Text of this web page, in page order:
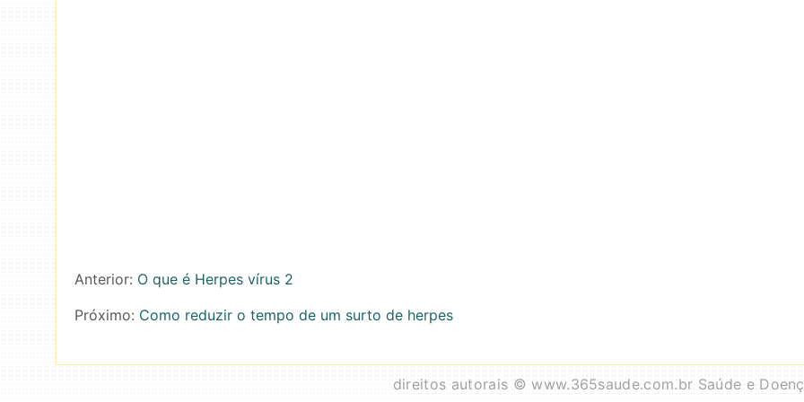
Anterior: O que é Herpes vírus 2
Próximo: Como reduzir o tempo de um surto de herpes
direitos autorais © www.365saude.com.br Saúde e